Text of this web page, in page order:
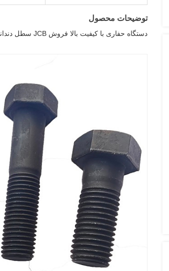
توضیحات محصول
دستگاه حفاری با کیفیت بالا فروش JCB سطل دندانهای دندانهای بولت های دندانهای دندانهای دندانهای دندانهای دندانهای JBXF